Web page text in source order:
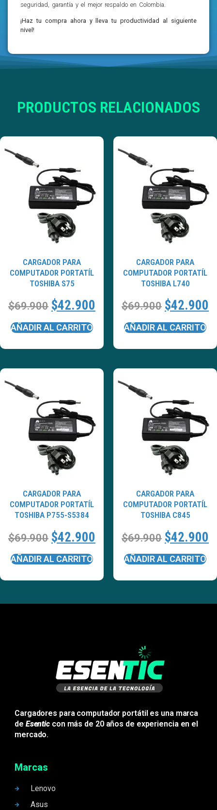
seguridad, garantía y el mejor respaldo en Colombia.
¡Haz tu compra ahora y lleva tu productividad al siguiente
nivel!
PRODUCTOS RELACIONADOS
CARGADOR PARA
COMPUTADOR PORTATÍL
TOSHIBA S75
$69.900 $42.900
AÑADIR AL CARRITO
CARGADOR PARA
COMPUTADOR PORTATÍL
TOSHIBA L740
$69.900 $42.900
AÑADIR AL CARRITO
CARGADOR PARA
COMPUTADOR PORTATÍL
TOSHIBA P755-S5384
$69.900 $42.900
AÑADIR AL CARRITO
CARGADOR PARA
COMPUTADOR PORTATÍL
TOSHIBA C845
$69.900 $42.900
AÑADIR AL CARRITO
Cargadores para computador portátil es una marca
de Esentic con más de 20 años de experiencia en el
mercado.
Marcas
Lenovo
Asus